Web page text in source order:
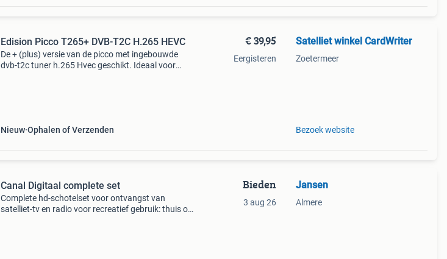
Edision Picco T265+ DVB-T2C H.265 HEVC
De + (plus) versie van de picco met ingebouwde
dvb-t2c tuner h.265 Hvec geschikt. Ideaal voor
Nieuw Ophalen of Verzenden
€ 39,95
Eergisteren
Satelliet winkel CardWriter
Zoetermeer
Bezoek website
Canal Digitaal complete set
Complete hd-schotelset voor ontvangst van
satelliet-tv en radio voor recreatief gebruik: thuis of
Bieden
3 aug 26
Jansen
Almere